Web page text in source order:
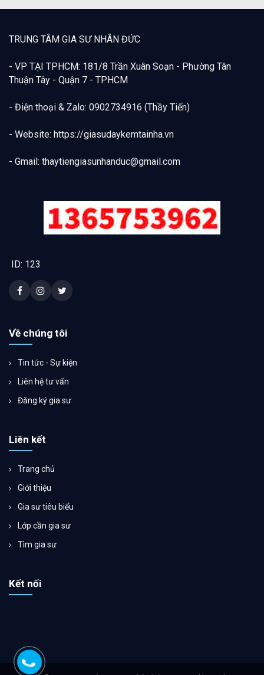
TRUNG TÂM GIA SƯ NHÂN ĐỨC
- VP TẠI TPHCM: 181/8 Trần Xuân Soạn - Phường Tân
Thuận Tây - Quận 7 - TPHCM
- Điện thoại & Zalo: 0902734916 (Thầy Tiến)
- Website: https://giasudaykemtainha.vn
- Gmail: thaytiengiasunhanduc@gmail.com
ID: 123
Về chúng tôi
Tin tức - Sự kiện
Liên hệ tư vấn
Đăng ký gia sư
Liên kết
Trang chủ
Giới thiệu
Gia sư tiêu biểu
Lớp cần gia sư
Tìm gia sư
Kết nối